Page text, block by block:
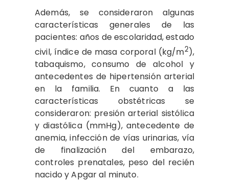
Además, se consideraron algunas
características generales de las
pacientes: años de escolaridad, estado
civil, índice de masa corporal (kg/m2),
tabaquismo, consumo de alcohol y
antecedentes de hipertensión arterial
en la familia. En cuanto a las
características obstétricas se
consideraron: presión arterial sistólica
y diastólica (mmHg), antecedente de
anemia, infección de vías urinarias, vía
de finalización del embarazo,
controles prenatales, peso del recién
nacido y Apgar al minuto.